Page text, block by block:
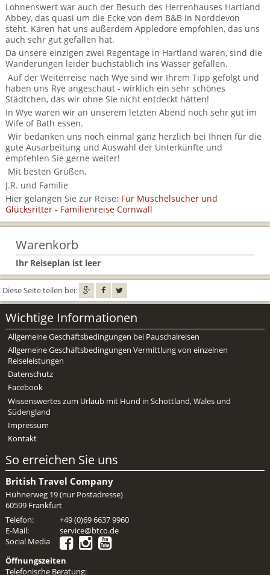
Lohnenswert war auch der Besuch des Herrenhauses Hartland
Abbey, das quasi um die Ecke von dem B&B in Norddevon
steht. Karen hat uns außerdem Appledore empfohlen, das uns
auch sehr gut gefallen hat.
Da unsere einzigen zwei Regentage in Hartland waren, sind die
Wanderungen leider buchstäblich ins Wasser gefallen.
Auf der Weiterreise nach Wye sind wir Ihrem Tipp gefolgt und
haben uns Rye angeschaut - wirklich ein sehr schönes
Städtchen, das wir ohne Sie nicht entdeckt hätten!
In Wye waren wir an unserem letzten Abend noch sehr gut im
Wife of Bath essen.
Wir bedanken uns noch einmal ganz herzlich bei Ihnen für die
gute Ausarbeitung und Auswahl der Unterkünfte und
empfehlen Sie gerne weiter!
Mit besten Grüßen,
J.R. und Familie
Hier gelangen Sie zur Reise: Für Muschelsucher und
Glücksritter - Familienreise Cornwall
Warenkorb
Ihr Reiseplan ist leer
Diese Seite teilen bei:
Wichtige Informationen
Allgemeine Geschäftsbedingungen bei Pauschalreisen
Allgemeine Geschäftsbedingungen Vermittlung von einzelnen
Reiseleistungen
Datenschutz
Facebook
Wissenswertes zum Urlaub mit Hund in Schottland, Wales und
Südengland
Impressum
Kontakt
So erreichen Sie uns
British Travel Company
Hühnerweg 19 (nur Postadresse)
60599 Frankfurt
Telefon:
+49 (0)69 6637 9960
E-Mail:
service@btco.de
Social Media
Öffnungszeiten
Telefonische Beratung: